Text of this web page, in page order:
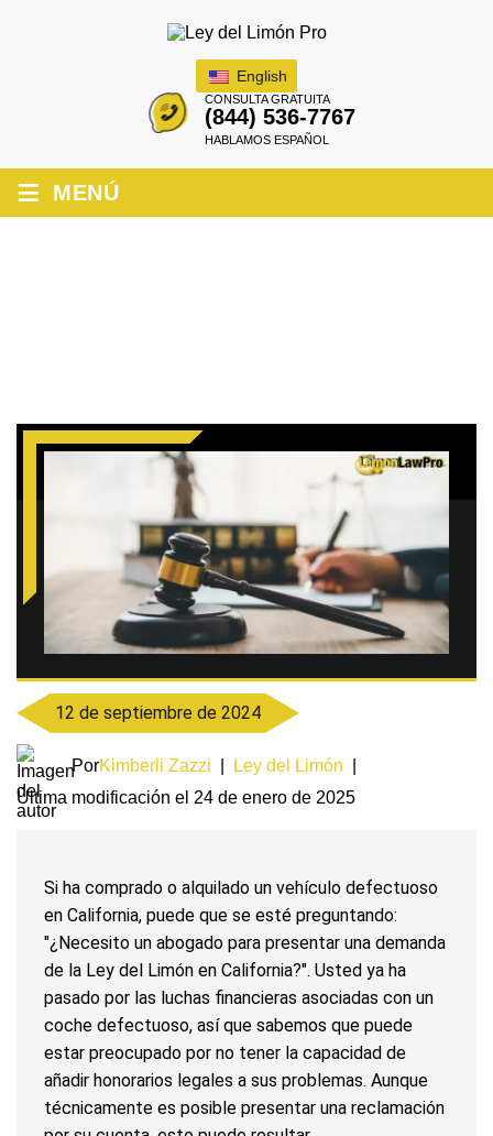
English
CONSULTA GRATUITA
(844) 536-7767
HABLAMOS ESPAÑOL
≡ MENÚ
12 de septiembre de 2024
PorKimberli Zazzi Ley del Limón
Última modificación el 24 de enero de 2025
Si ha comprado o alquilado un vehículo defectuoso
en California, puede que se esté preguntando:
"¿Necesito un abogado para presentar una demanda
de la Ley del Limón en California?". Usted ya ha
pasado por las luchas financieras asociadas con un
coche defectuoso, así que sabemos que puede
estar preocupado por no tener la capacidad de
añadir honorarios legales a sus problemas. Aunque
técnicamente es posible presentar una reclamación